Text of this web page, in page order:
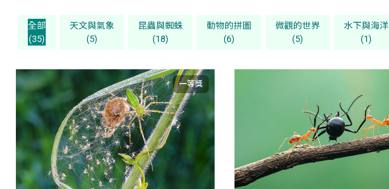
全部
(35)
天文與氣象
(5)
昆蟲與蜘蛛
(18)
動物的拼圖
(6)
微觀的世界
(5)
水下與海洋
(1)
一等獎